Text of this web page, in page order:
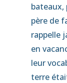
père de
rappelle
en
leur
terre